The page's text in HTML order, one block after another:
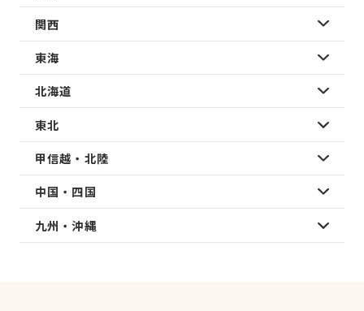
関西
東海
北海道
東北
甲信越・北陸
中国・四国
九州・沖縄